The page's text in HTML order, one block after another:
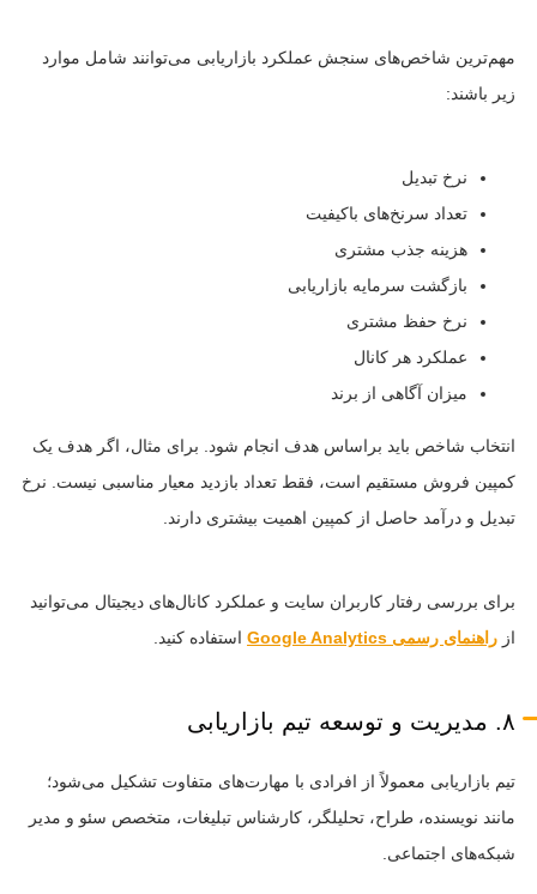
مهم‌ترین شاخص‌های سنجش عملکرد بازاریابی می‌توانند شامل موارد
زیر باشند:
نرخ تبدیل
تعداد سرنخ‌های باکیفیت
هزینه جذب مشتری
بازگشت سرمایه بازاریابی
نرخ حفظ مشتری
عملکرد هر کانال
میزان آگاهی از برند
انتخاب شاخص باید براساس هدف انجام شود. برای مثال، اگر هدف یک
کمپین فروش مستقیم است، فقط تعداد بازدید معیار مناسبی نیست. نرخ
تبدیل و درآمد حاصل از کمپین اهمیت بیشتری دارند.
برای بررسی رفتار کاربران سایت و عملکرد کانال‌های دیجیتال می‌توانید
از راهنمای رسمی Google Analytics استفاده کنید.
۸. مدیریت و توسعه تیم بازاریابی
تیم بازاریابی معمولاً از افرادی با مهارت‌های متفاوت تشکیل می‌شود؛
مانند نویسنده، طراح، تحلیلگر، کارشناس تبلیغات، متخصص سئو و مدیر
شبکه‌های اجتماعی.